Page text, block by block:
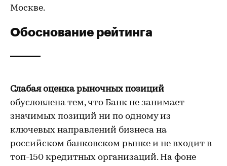
Москве.
Обоснование рейтинга
Слабая оценка рыночных позиций
обусловлена тем, что Банк не занимает
значимых позиций ни по одному из
ключевых направлений бизнеса на
российском банковском рынке и не входит в
топ-150 кредитных организаций. На фоне